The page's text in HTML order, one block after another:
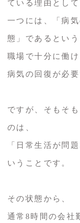
ている理由として
一つには、「病
態」であるとい
職場で十分に働
病気の回復が必要
ですが、そもそ
のは、
「日常生活が問
いうことです。
その状態から、
通常8時間の会社